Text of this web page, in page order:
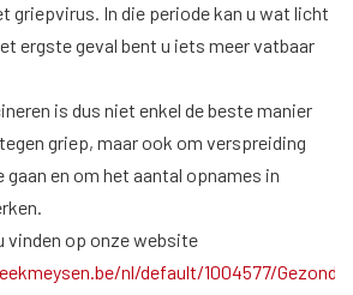
griepvirus. In die periode kan u wat licht
ergste geval bent u iets meer vatbaar
is dus niet enkel de beste manier
griep, maar ook om verspreiding
en om het aantal opnames in
vinden op onze website
nl/default/1004577/